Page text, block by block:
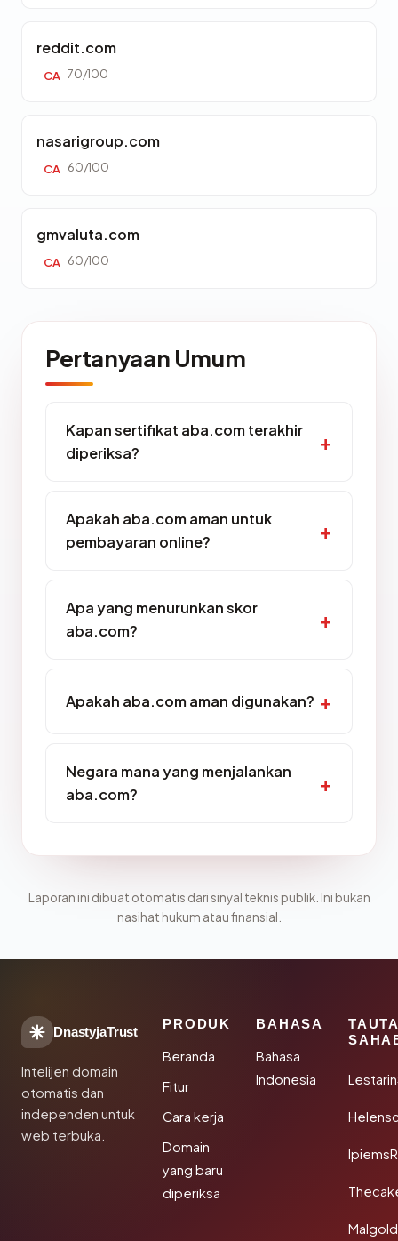
reddit.com
CA 70/100
nasarigroup.com
CA 60/100
gmvaluta.com
CA 60/100
Pertanyaan Umum
Kapan sertifikat aba.com terakhir
diperiksa?
Apakah aba.com aman untuk
pembayaran online?
Apa yang menurunkan skor
aba.com?
Apakah aba.com aman digunakan?
Negara mana yang menjalankan
aba.com?
Laporan ini dibuat otomatis dari sinyal teknis publik. Ini bukan
nasihat hukum atau finansial.
DnastyjaTrust
Intelijen domain
otomatis dan
independen untuk
web terbuka.
PRODUK
Beranda
Fitur
Cara kerja
Domain
yang baru
diperiksa
BAHASA
Bahasa
Indonesia